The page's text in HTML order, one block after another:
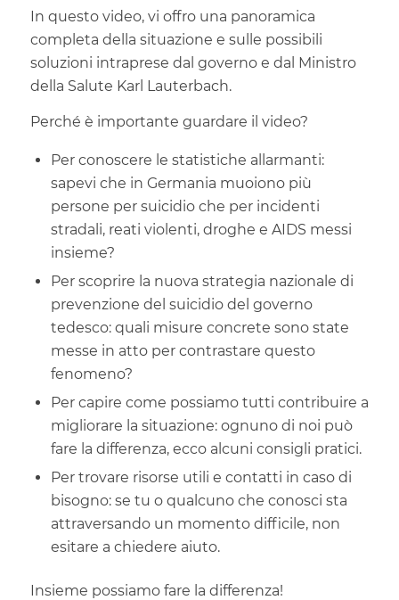
In questo video, vi offro una panoramica
completa della situazione e sulle possibili
soluzioni intraprese dal governo e dal Ministro
della Salute Karl Lauterbach.
Perché è importante guardare il video?
Per conoscere le statistiche allarmanti:
sapevi che in Germania muoiono più
persone per suicidio che per incidenti
stradali, reati violenti, droghe e AIDS messi
insieme?
Per scoprire la nuova strategia nazionale di
prevenzione del suicidio del governo
tedesco: quali misure concrete sono state
messe in atto per contrastare questo
fenomeno?
Per capire come possiamo tutti contribuire a
migliorare la situazione: ognuno di noi può
fare la differenza, ecco alcuni consigli pratici.
Per trovare risorse utili e contatti in caso di
bisogno: se tu o qualcuno che conosci sta
attraversando un momento difficile, non
esitare a chiedere aiuto.
Insieme possiamo fare la differenza!